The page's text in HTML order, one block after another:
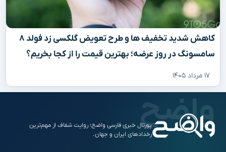
کاهش شدید تخفیف‌ ها و طرح تعویض گلکسی زد فولد ۸
سامسونگ در روز عرضه؛ بهترین قیمت را از کجا بخریم؟
۱۷ مرداد ۱۴۰۵
پورتال خبری فارسی واضح؛ روایت شفاف از مهم‌ترین
رخدادهای ایران و جهان.